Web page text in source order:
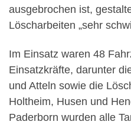
ausgebrochen ist,
Löscharbeiten „sehr
Im Einsatz waren 48
Einsatzkräfte, darunter
und Atteln sowie die
Holtheim, Husen und
Paderborn wurden alle